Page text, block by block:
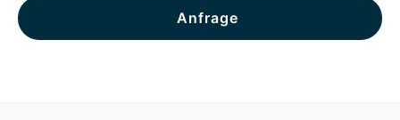
Anfrage